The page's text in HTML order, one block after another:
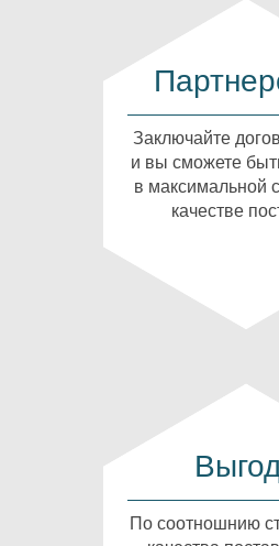
Заключайте
и вы сможете
в максимальной
качестве
По соотношнию